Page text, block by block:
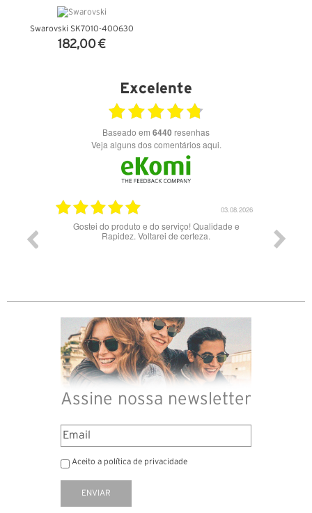
Swarovski SK7010-400630
182,00 €
Excelente
Baseado em 6440 resenhas
Veja alguns dos comentários aqui.
03.08.2026
e do serviço! Qualidade e
Voltarei de certeza.
Bons óculos.
Assine nossa newsletter
Aceito a política de privacidade
ENVIAR